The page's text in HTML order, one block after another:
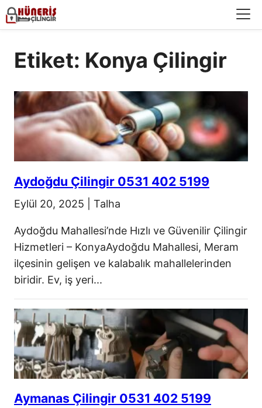
Etiket: Konya Çilingir
Aydoğdu Çilingir 0531 402 5199
Eylül 20, 2025 Talha
Aydoğdu Mahallesi’nde Hızlı ve Güvenilir Çilingir
Hizmetleri – KonyaAydoğdu Mahallesi, Meram
ilçesinin gelişen ve kalabalık mahallelerinden
biridir. Ev, iş yeri...
Aymanas Çilingir 0531 402 5199